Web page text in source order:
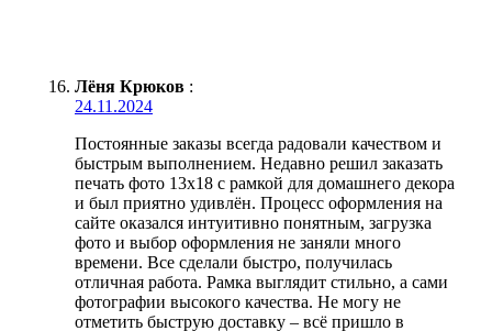
Лёня Крюков :
24.11.2024
Постоянные заказы всегда радовали качеством и
быстрым выполнением. Недавно решил заказать
печать фото 13х18 с рамкой для домашнего декора
и был приятно удивлён. Процесс оформления на
сайте оказался интуитивно понятным, загрузка
фото и выбор оформления не заняли много
времени. Все сделали быстро, получилась
отличная работа. Рамка выглядит стильно, а сами
фотографии высокого качества. Не могу не
отметить быструю доставку – всё пришло в